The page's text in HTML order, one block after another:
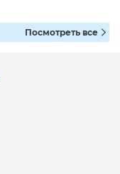
Посмотреть все